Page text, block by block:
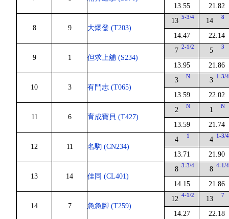
13.55 21.82
8 9 大爆發 (T203)
13 5-3/4
14.47
14 8
22.14
9 1 但求上舖 (S234)
7 2-1/2
13.95
5 3
21.86
10 3 有鬥志 (T065)
3 N
13.59
3 1-3/4
22.02
11 6 育成寶貝 (T427)
2 N
13.59
1 N
21.74
12 11 名駒 (CN234)
4 1
13.71
4 1-3/4
21.90
13 14 佳同 (CL401)
8 3-3/4
14.15
8 4-1/4
21.86
14 7 急急腳 (T259)
12 4-1/2
14.27
13 7
22.18